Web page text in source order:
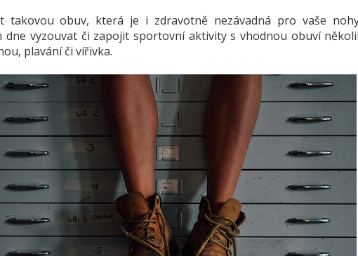
takovou obuv, která je i zdravotně nezávadná pro vaše
dne vyzouvat či zapojit sportovní aktivity s vhodnou obuví
plavání či vířivka.